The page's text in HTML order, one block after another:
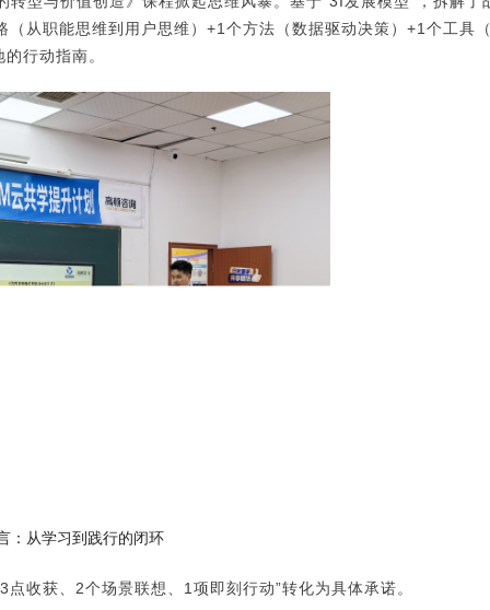
从职能思维到用户思维）+1个方法（数据驱动决策）+1个工具
行动指南。
：从学习到践行的闭环
收获、2个场景联想、1项即刻行动”转化为具体承诺。